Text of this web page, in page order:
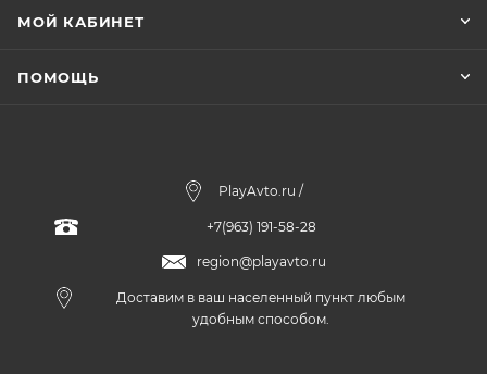
МОЙ КАБИНЕТ
ПОМОЩЬ
PlayAvto.ru /
+7(963) 191-58-28
region@playavto.ru
Доставим в ваш населенный пункт любым
удобным способом.